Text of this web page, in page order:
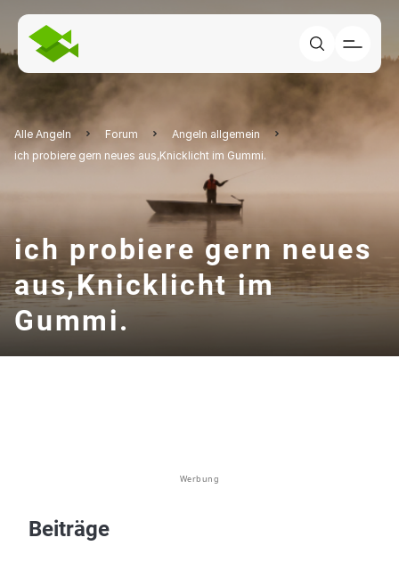
Alle Angeln Forum
Angeln allgemein
ich probiere gern neues aus,Knicklicht im Gummi.
ich probiere gern neues
aus,Knicklicht im
Gummi.
Werbung
Beiträge